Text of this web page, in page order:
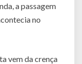
a passagem
no
vem da crença